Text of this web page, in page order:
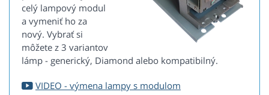
celý lampový modul
a vymeniť ho za
nový. Vybrať si
môžete z 3 variantov
lámp - generický, Diamond alebo kompatibilný.
VIDEO - výmena lampy s modulom